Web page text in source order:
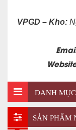
VPGD – Kho:
DANH
SẢN PHẨM